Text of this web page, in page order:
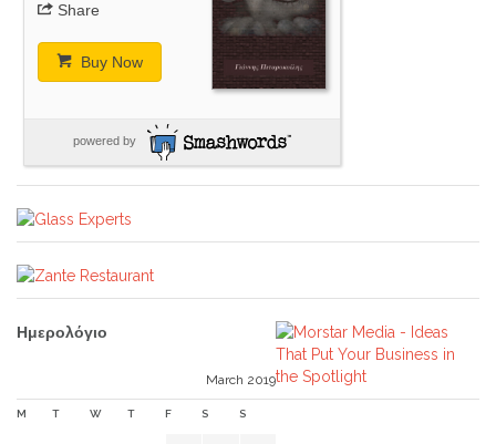
Share
Buy Now
powered by
Ημερολόγιο
March 2019
M T W T F S S